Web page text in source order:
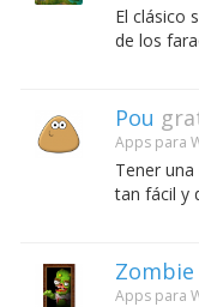
El clásico
de los
Pou
Apps para
Tener
tan fácil y
Zombie
Apps para